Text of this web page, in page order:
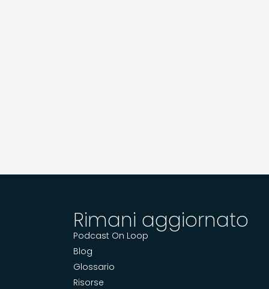
Rimani aggiornato
Podcast On Loop
Blog
Glossario
Risorse